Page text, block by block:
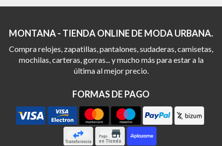
MONTANA - TIENDA ONLINE DE MODA URBANA.
Compra relojes, zapatillas, pantalones, sudaderas, camisetas,
mochilas, carteras, gorras... y mucho más para estar a la
última al mejor precio.
FORMAS DE PAGO